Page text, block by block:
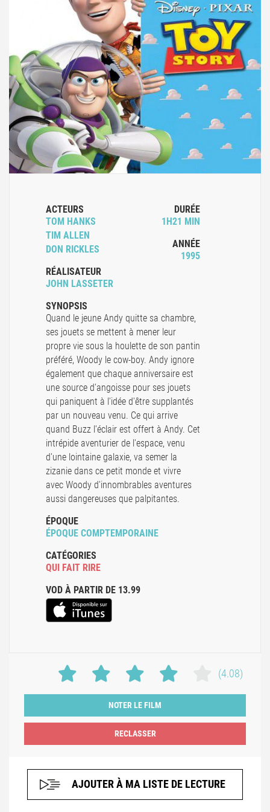
ACTEURS
TOM HANKS
TIM ALLEN
DON RICKLES
RÉALISATEUR
JOHN LASSETER
DURÉE
1H21 MIN
ANNÉE
1995
SYNOPSIS
Quand le jeune Andy quitte sa chambre,
ses jouets se mettent à mener leur
propre vie sous la houlette de son pantin
préféré, Woody le cow-boy. Andy ignore
également que chaque anniversaire est
une source d'angoisse pour ses jouets
qui paniquent à l'idée d'être supplantés
par un nouveau venu. Ce qui arrive
quand Buzz l'éclair est offert à Andy. Cet
intrépide aventurier de l'espace, venu
d'une lointaine galaxie, va semer la
zizanie dans ce petit monde et vivre
avec Woody d'innombrables aventures
aussi dangereuses que palpitantes.
ÉPOQUE
ÉPOQUE COMPTEMPORAINE
CATÉGORIES
QUI FAIT RIRE
VOD À PARTIR DE 13.99
(4.08)
NOTER LE FILM
AJOUTER À MA LISTE DE LECTURE